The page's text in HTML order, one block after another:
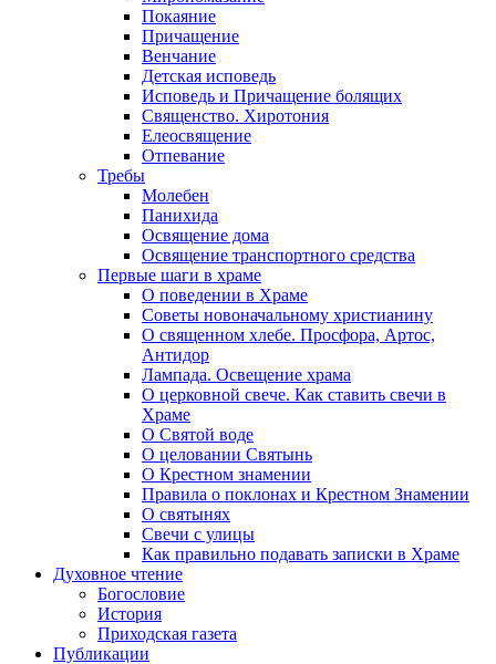
Покаяние
Причащение
Венчание
Детская исповедь
Исповедь и Причащение болящих
Священство. Хиротония
Елеосвящение
Отпевание
Требы
Молебен
Панихида
Освящение дома
Освящение транспортного средства
Первые шаги в храме
О поведении в Храме
Советы новоначальному христианину
О священном хлебе. Просфора, Артос,
Антидор
Лампада. Освещение храма
О церковной свече. Как ставить свечи в
Храме
О Святой воде
О целовании Святынь
О Крестном знамении
Правила о поклонах и Крестном Знамении
О святынях
Свечи с улицы
Как правильно подавать записки в Храме
Духовное чтение
Богословие
История
Приходская газета
Публикации